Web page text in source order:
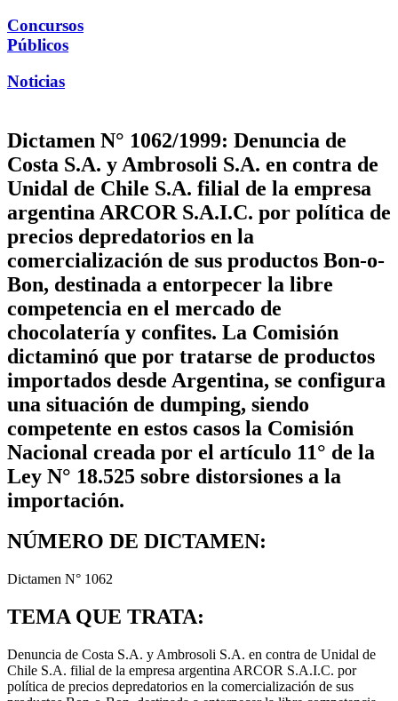
Concursos
Públicos
Noticias
Dictamen N° 1062/1999: Denuncia de
Costa S.A. y Ambrosoli S.A. en contra de
Unidal de Chile S.A. filial de la empresa
argentina ARCOR S.A.I.C. por política de
precios depredatorios en la
comercialización de sus productos Bon-o-
Bon, destinada a entorpecer la libre
competencia en el mercado de
chocolatería y confites. La Comisión
dictaminó que por tratarse de productos
importados desde Argentina, se configura
una situación de dumping, siendo
competente en estos casos la Comisión
Nacional creada por el artículo 11° de la
Ley N° 18.525 sobre distorsiones a la
importación.
NÚMERO DE DICTAMEN:
Dictamen N° 1062
TEMA QUE TRATA:
Denuncia de Costa S.A. y Ambrosoli S.A. en contra de Unidal de
Chile S.A. filial de la empresa argentina ARCOR S.A.I.C. por
política de precios depredatorios en la comercialización de sus